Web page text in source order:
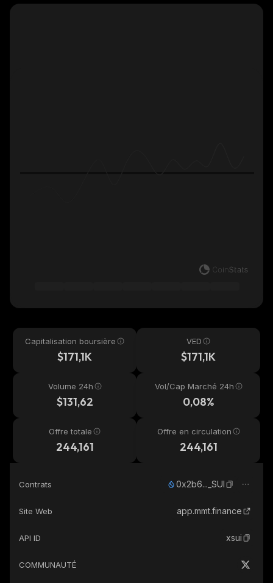
Capitalisation boursière
$171,1K
VED
$171,1K
Volume 24h
$131,62
Vol/Cap Marché 24h
0,08%
Offre totale
244,161
Offre en circulation
244,161
Contrats 0x2b6..._SUI
Site Web app.mmt.finance
API ID xsui
COMMUNAUTÉ